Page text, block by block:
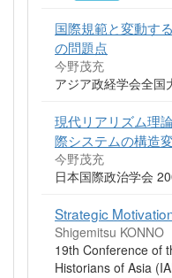
国際規範と変動す
の問題点
今野茂充
アジア政経学会全国
現代リアリズム理
際システムの構造
今野茂充
日本国際政治学会
Strategic
Shigemitsu KONNO
19th Conference of
Historians of Asia